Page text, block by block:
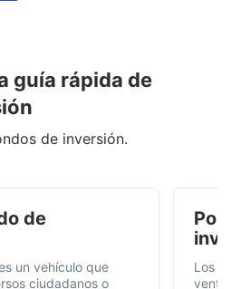
guía rápida de
de inversión.
de
un vehículo que
ciudadanos o
Por
Los